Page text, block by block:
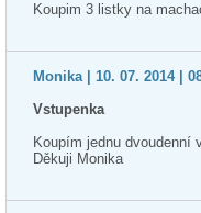
Koupim 3 listky na
Monika | 10. 07. 2014 |
Vstupenka
Koupím jednu dvoudenní
Děkuji Monika